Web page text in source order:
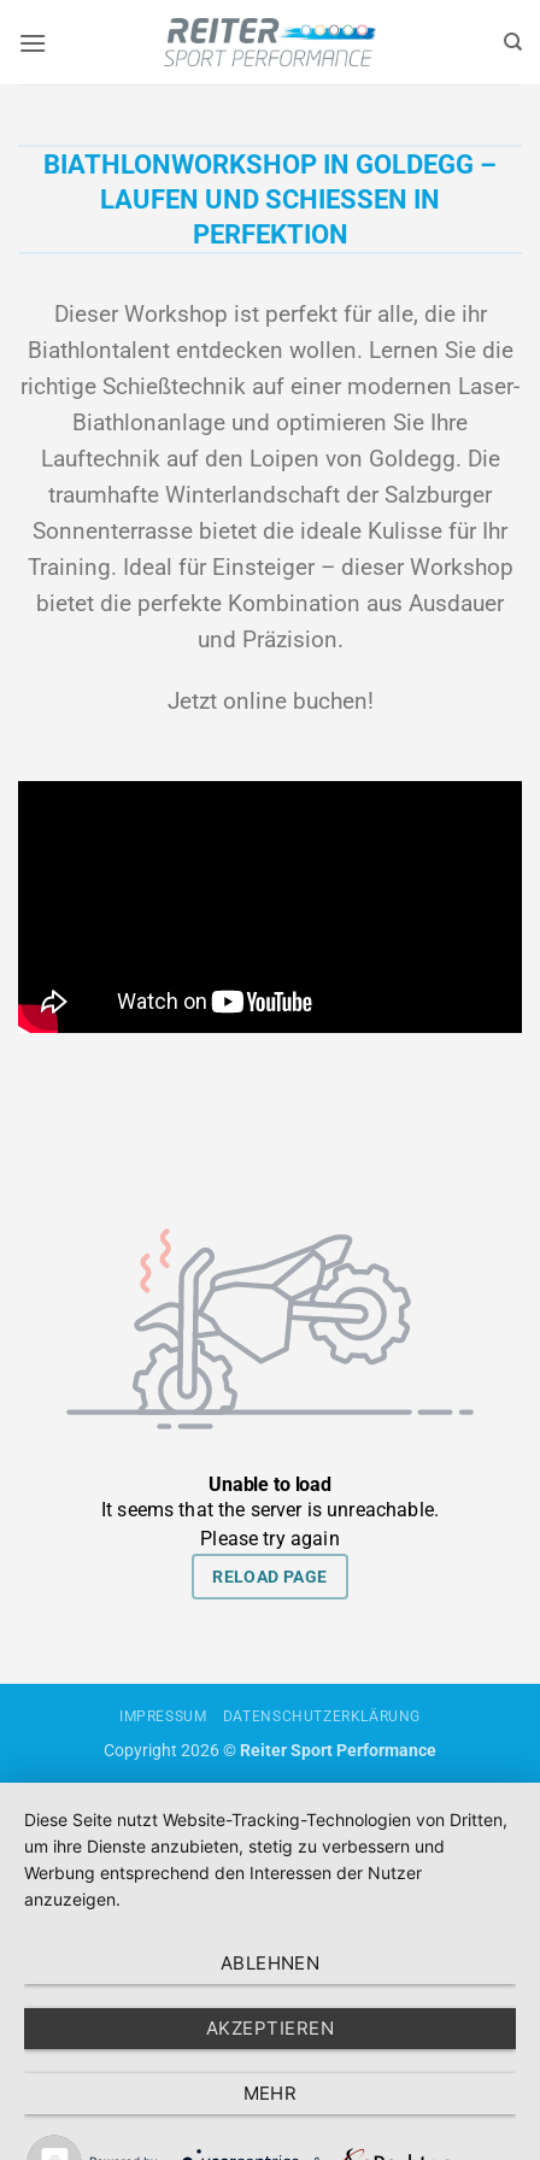
Inhalt
BIATHLONWORKSHOP IN GOLDEGG –
LAUFEN UND SCHIESSEN IN P
ERFEKTION
Dieser Workshop ist perfekt für alle, die ihr
Biathlontalent entdecken wollen. Lernen Sie die
richtige Schießtechnik auf einer modernen Laser-
Biathlonanlage und optimieren Sie Ihre
Lauftechnik auf den Loipen von Goldegg. Die
traumhafte Winterlandschaft der Salzburger
Sonnenterrasse bietet die ideale Kulisse für Ihr
Training. Ideal für Einsteiger – dieser Workshop
bietet die perfekte Kombination aus Ausdauer
und Präzision.
Jetzt online buchen!
IMPRESSUM DATENSCHUTZERKLÄRUNG
Copyright 2026 © Reiter Sport Performance
Diese Seite nutzt Website-Tracking-Technologien von Dritten,
um ihre Dienste anzubieten, stetig zu verbessern und
Werbung entsprechend den Interessen der Nutzer
anzuzeigen.
ABLEHNEN
AKZEPTIEREN
MEHR